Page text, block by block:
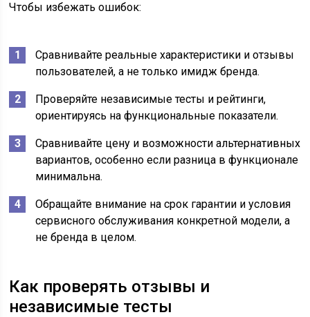
Чтобы избежать ошибок:
Сравнивайте реальные характеристики и отзывы
пользователей, а не только имидж бренда.
Проверяйте независимые тесты и рейтинги,
ориентируясь на функциональные показатели.
Сравнивайте цену и возможности альтернативных
вариантов, особенно если разница в функционале
минимальна.
Обращайте внимание на срок гарантии и условия
сервисного обслуживания конкретной модели, а
не бренда в целом.
Как проверять отзывы и
независимые тесты